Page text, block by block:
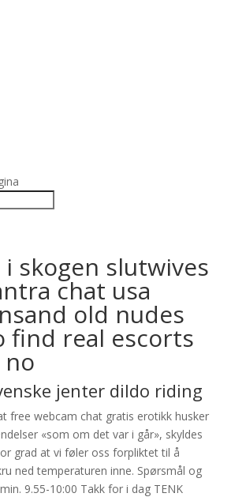
i skogen slutwives
chat usa
old nudes
find real escorts
jenter dildo riding
free webcam chat gratis erotikk husker
«som om det var i går», skyldes
grad at vi føler oss forpliktet til å
ned temperaturen inne. Spørsmål og
9.55-10:00 Takk for i dag TENK